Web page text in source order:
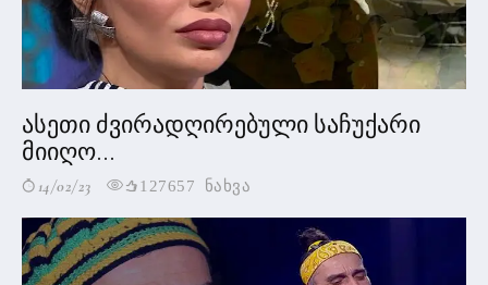
ასეთი ძვირადღირებული საჩუქარი
მიიღო...
14/02/23 127657 ნახვა